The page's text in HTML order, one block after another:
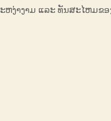
ງ່າງາມ ແລະ ທັນສະໄຫມຂອ